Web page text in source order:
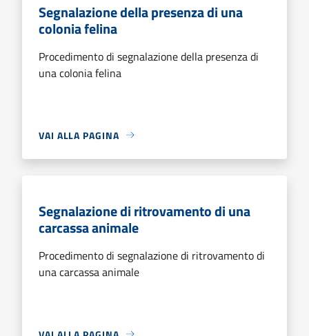
Segnalazione della presenza di una
colonia felina
Procedimento di segnalazione della presenza di
una colonia felina
VAI ALLA PAGINA
Segnalazione di ritrovamento di una
carcassa animale
Procedimento di segnalazione di ritrovamento di
una carcassa animale